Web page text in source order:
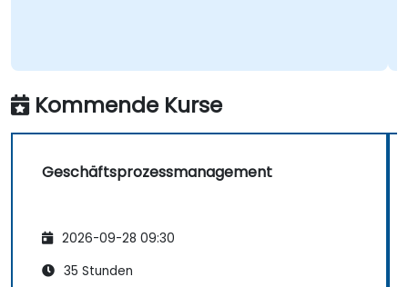
Kommende Kurse
Geschäftsprozessmanagement
2026-09-28 09:30
35 Stunden